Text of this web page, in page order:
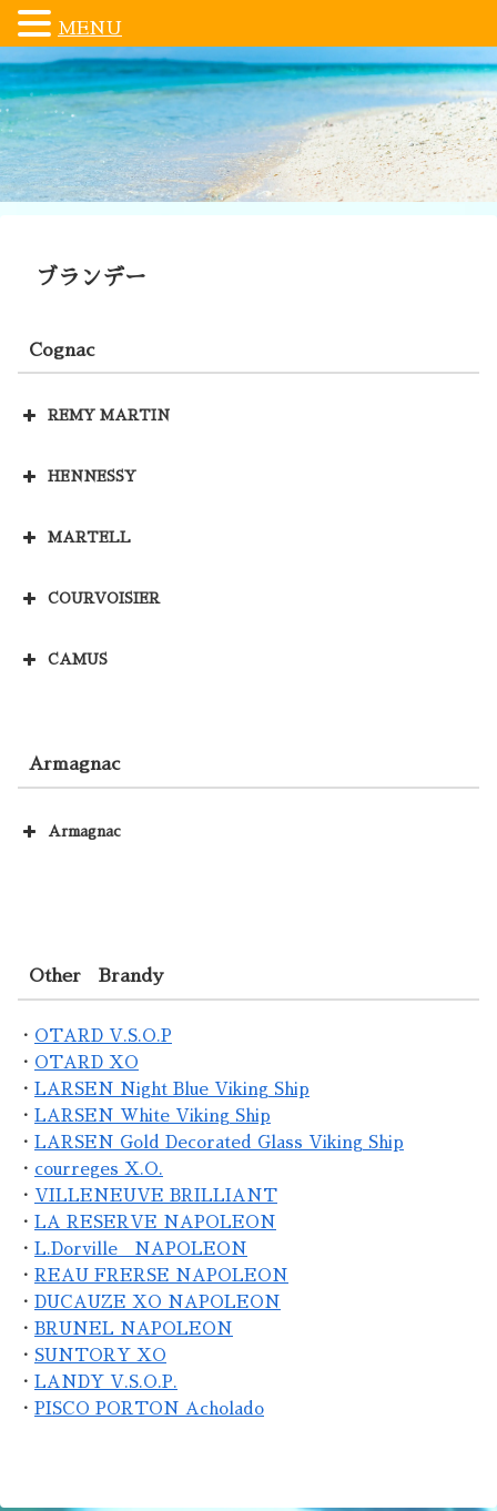
ブランデー
Cognac
REMY MARTIN
HENNESSY
MARTELL
COURVOISIER
CAMUS
Armagnac
Armagnac
Other Brandy
・ OTARD V.S.O.P
・ OTARD XO
・
LARSEN Night Blue Viking Ship
・
LARSEN White Viking Ship
・
LARSEN Gold Decorated Glass Viking Ship
・ courreges X.O.
・ VILLENEUVE BRILLIANT
・
LA RESERVE NAPOLEON
・
L.Dorville NAPOLEON
・ REAU FRERSE NAPOLEON
・
DUCAUZE XO NAPOLEON
・ BRUNEL NAPOLEON
・ SUNTORY XO
・
LANDY V.S.O.P.
・ PISCO PORTON Acholado
MENU